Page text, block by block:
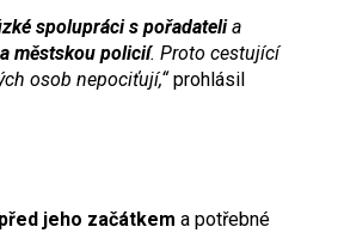
spolupráci s pořadatelia
městskou policií. Proto cestující
osob nepociťují,“prohlásil
jeho začátkem a potřebné